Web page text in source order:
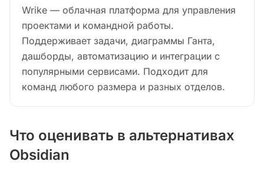
Wrike — облачная платформа для управления
проектами и командной работы.
Поддерживает задачи, диаграммы Ганта,
дашборды, автоматизацию и интеграции с
популярными сервисами. Подходит для
команд любого размера и разных отделов.
Что оценивать в альтернативах
Obsidian